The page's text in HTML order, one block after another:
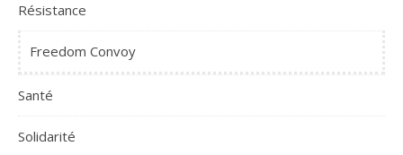
Résistance
Freedom Convoy
Santé
Solidarité